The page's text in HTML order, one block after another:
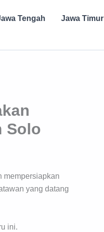
Tengah Jawa Timur
Solo
mempersiapkan
yang datang
ini.